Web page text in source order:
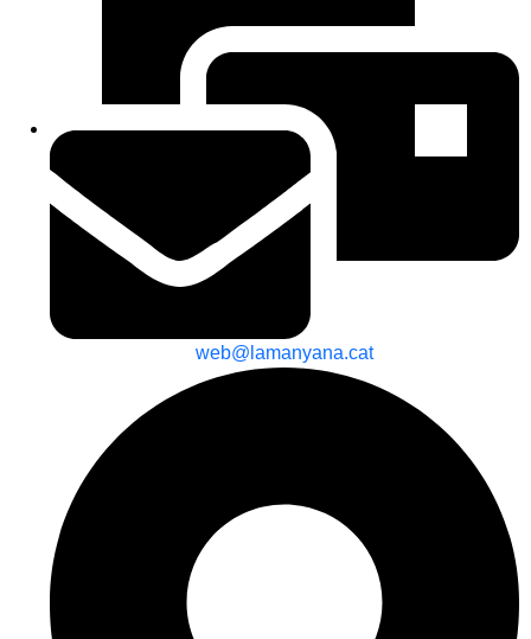
web@lamanyana.cat